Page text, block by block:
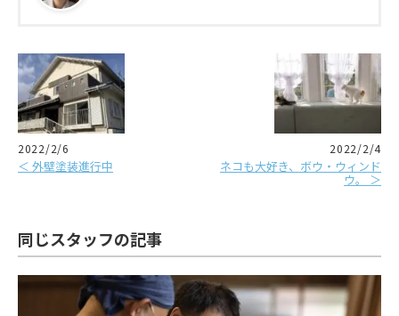
2022/2/6
＜ 外壁塗装進行中
2022/2/4
ネコも大好き、ボウ・ウィンド
ウ。 ＞
同じスタッフの記事